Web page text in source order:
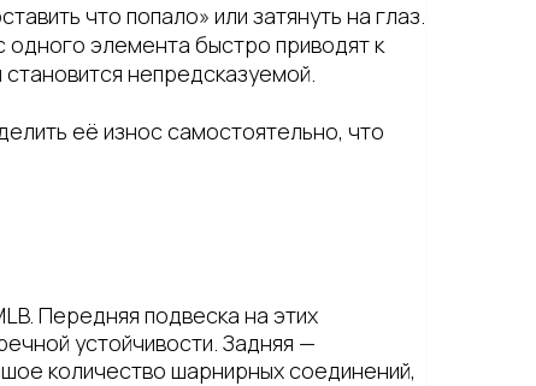
что попало» или затянуть на глаз.
элемента быстро приводят к
непредсказуемой.
её износ самостоятельно, что
Передняя подвеска на этих
устойчивости. Задняя —
количество шарнирных соединений,